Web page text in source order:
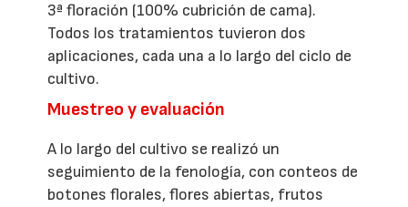
3ª floración (100% cubrición de cama).
Todos los tratamientos tuvieron dos
aplicaciones, cada una a lo largo del ciclo de
cultivo.
Muestreo y evaluación
A lo largo del cultivo se realizó un
seguimiento de la fenología, con conteos de
botones florales, flores abiertas, frutos